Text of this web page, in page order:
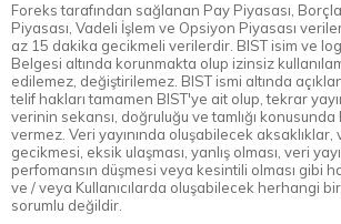
Foreks tarafından sağlanan Pay Piyasası,
Piyasası, Vadeli İşlem ve Opsiyon Piyasası
az 15 dakika gecikmeli verilerdir. BIST isim ve
Belgesi altında korunmakta olup izinsiz
edilemez, değiştirilemez. BIST ismi altında
telif hakları tamamen BIST'ye ait olup, tekrar
verinin sekansı, doğruluğu ve tamlığı
vermez. Veri yayınında oluşabilecek aksaklıklar,
gecikmesi, eksik ulaşması, yanlış olması, veri
perfomansın düşmesi veya kesintili olması gibi
ve / veya Kullanıcılarda oluşabilecek herhangi
sorumlu değildir.